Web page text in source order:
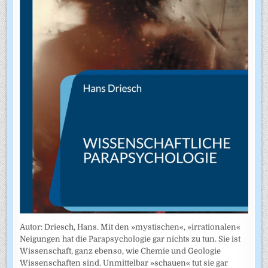
Autor: Driesch, Hans. Mit den »mystischen«, »irrationalen«
Neigungen hat die Parapsychologie gar nichts zu tun. Sie ist
Wissenschaft, ganz ebenso, wie Chemie und Geologie
Wissenschaften sind. Unmittelbar »schauen« tut sie gar